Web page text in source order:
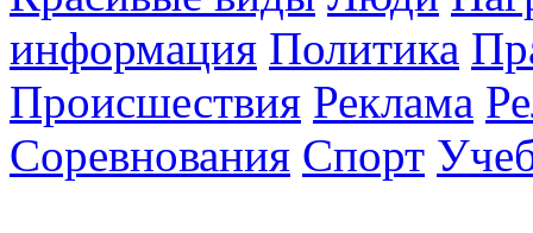
информация Политика
Происшествия Реклама
Соревнования Спорт